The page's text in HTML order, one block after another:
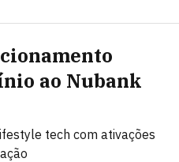
ao Nubank
tech com ativações